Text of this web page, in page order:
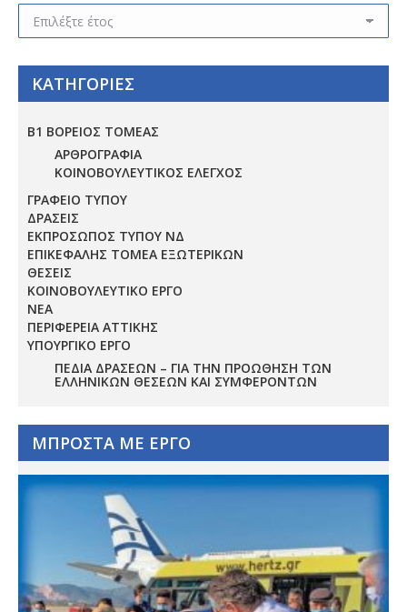
ΑΡΧΕΙΟ
ΚΑΤΗΓΟΡΙΕΣ
Β1 ΒΟΡΕΙΟΣ ΤΟΜΕΑΣ
ΑΡΘΡΟΓΡΑΦΙΑ
ΚΟΙΝΟΒΟΥΛΕΥΤΙΚΟΣ ΕΛΕΓΧΟΣ
ΓΡΑΦΕΙΟ ΤΥΠΟΥ
ΔΡΑΣΕΙΣ
ΕΚΠΡΟΣΩΠΟΣ ΤΥΠΟΥ ΝΔ
ΕΠΙΚΕΦΑΛΗΣ ΤΟΜΕΑ ΕΞΩΤΕΡΙΚΩΝ
ΘΕΣΕΙΣ
ΚΟΙΝΟΒΟΥΛΕΥΤΙΚΟ ΕΡΓΟ
ΝΕΑ
ΠΕΡΙΦΕΡΕΙΑ ΑΤΤΙΚΗΣ
ΥΠΟΥΡΓΙΚΟ ΕΡΓΟ
ΠΕΔΊΑ ΔΡΆΣΕΩΝ – ΓΙΑ ΤΗΝ ΠΡΟΏΘΗΣΗ ΤΩΝ
ΕΛΛΗΝΙΚΏΝ ΘΈΣΕΩΝ ΚΑΙ ΣΥΜΦΕΡΌΝΤΩΝ
ΜΠΡΟΣΤΑ ΜΕ ΕΡΓΟ